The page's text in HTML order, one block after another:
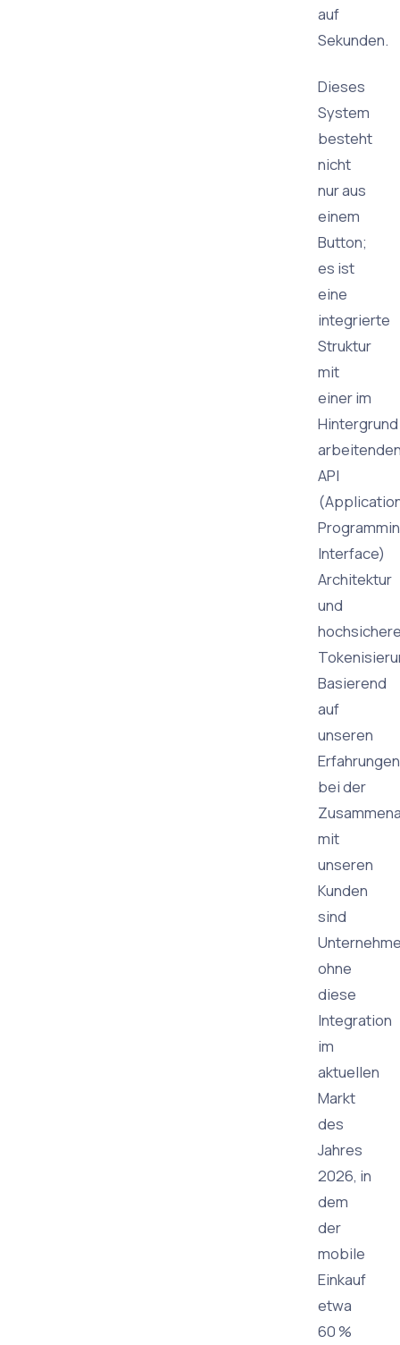
auf
Sekunden.
Dieses
System
besteht
nicht
nur aus
einem
Button;
es ist
eine
integrierte
Struktur
mit
einer im
Hintergrund
API
Interface)
Architektur
und
Basierend
auf
unseren
Erfahrungen
bei der
mit
unseren
Kunden
sind
ohne
diese
Integration
im
aktuellen
Markt
des
Jahres
2026, in
dem
der
mobile
Einkauf
etwa
60 %